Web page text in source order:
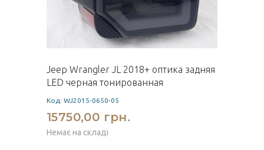
Jeep Wrangler JL 2018+ оптика задняя
LED черная тонированная
Код: WJ2015-0650-05
15750,00 грн.
Немає на складі